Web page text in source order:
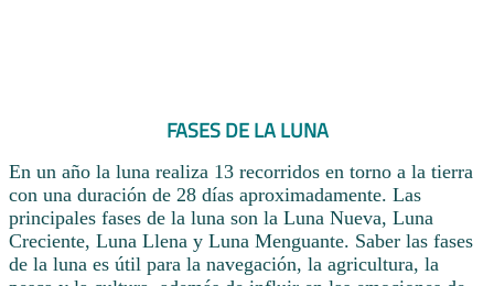
FASES DE LA LUNA
En un año la luna realiza 13 recorridos en torno a la tierra
con una duración de 28 días aproximadamente. Las
principales fases de la luna son la Luna Nueva, Luna
Creciente, Luna Llena y Luna Menguante. Saber las fases
de la luna es útil para la navegación, la agricultura, la